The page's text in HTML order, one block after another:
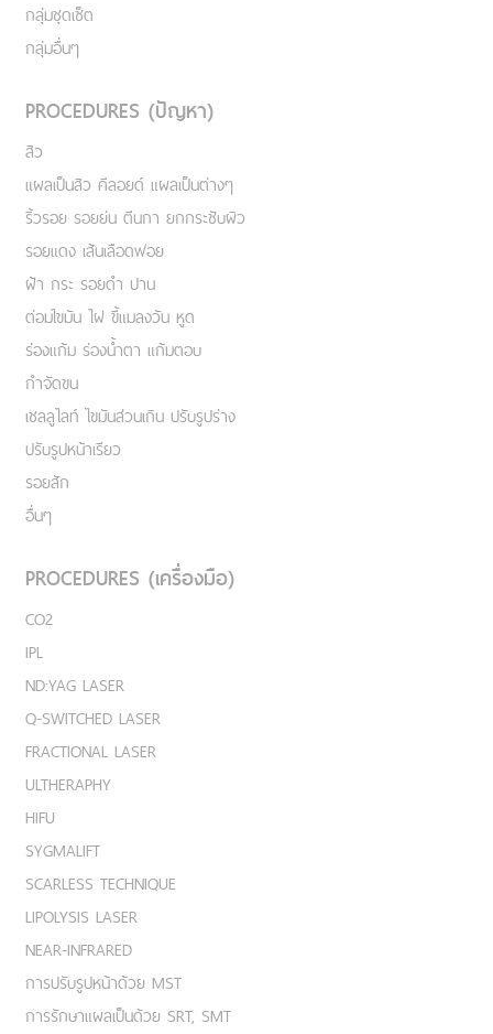
กลุ่มชุดเซ็ต
กลุ่มอื่นๆ
PROCEDURES (ปัญหา)
สิว
แผลเป็นสิว คีลอยด์ แผลเป็นต่างๆ
ริ้วรอย รอยย่น ตีนกา ยกกระชับผิว
รอยแดง เส้นเลือดฟอย
ฝ้า กระ รอยดำ ปาน
ต่อมไขมัน ไฝ ขี้แมลงวัน หูด
ร่องแก้ม ร่องน้ำตา แก้มตอบ
กำจัดขน
เชลลูไลท์ ไขมันส่วนเกิน ปรับรูปร่าง
ปรับรูปหน้าเรียว
รอยสัก
อื่นๆ
PROCEDURES (เครื่องมือ)
CO2
IPL
ND:YAG LASER
Q-SWITCHED LASER
FRACTIONAL LASER
ULTHERAPHY
HIFU
SYGMALIFT
SCARLESS TECHNIQUE
LIPOLYSIS LASER
NEAR-INFRARED
การปรับรูปหน้าด้วย MST
การรักษาแผลเป็นด้วย SRT, SMT